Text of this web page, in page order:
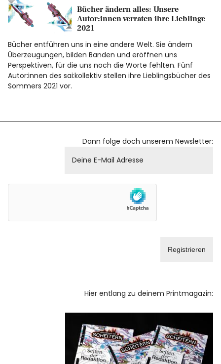
Bücher ändern alles: Unsere
Autor:innen verraten ihre Lieblinge
2021
Bücher entführen uns in eine andere Welt. Sie ändern
Überzeugungen, bilden Banden und eröffnen uns
Perspektiven, für die uns noch die Worte fehlten. Fünf
Autor:innen des sai:kollektiv stellen ihre Lieblingsbücher des
Sommers 2021 vor.
Dann folge doch unserem Newsletter:
Hier entlang zu deinem Printmagazin: